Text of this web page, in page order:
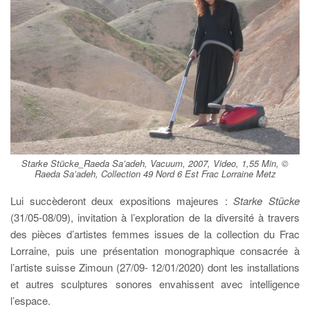
Starke Stücke_Raeda Sa’adeh, Vacuum, 2007, Video, 1,55 Min, ©
Raeda Sa’adeh, Collection 49 Nord 6 Est Frac Lorraine Metz
Lui succèderont deux expositions majeures :Starke Stücke
(31/05-08/09), invitation à l’exploration de la diversité à travers
des pièces d’artistes femmes issues de la collection du Frac
Lorraine, puis une présentation monographique consacrée à
l’artiste suisse Zimoun (27/09- 12/01/2020) dont les installations
et autres sculptures sonores envahissent avec intelligence
l’espace.